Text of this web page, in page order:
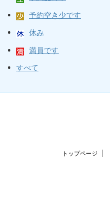
予約空き少です
休み
満員です
すべて
トップページ